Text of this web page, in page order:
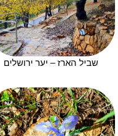
שביל הארז – יער ירושלים